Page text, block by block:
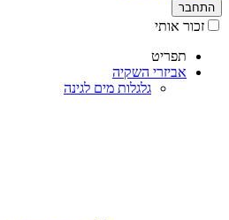
התחבר
זכור אותי
תפריט
אביזרי השקיה
גלגלות מים לגינה